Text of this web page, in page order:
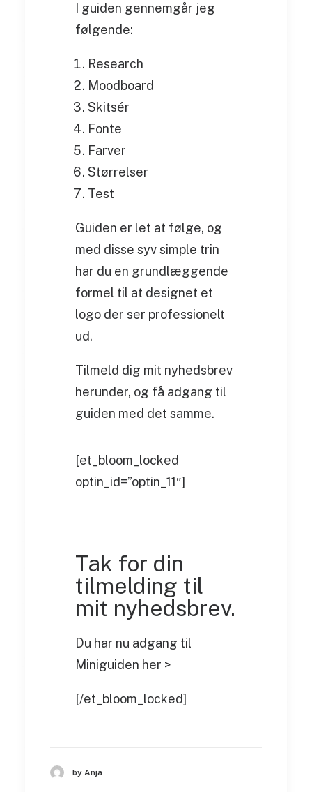
I guiden gennemgår jeg
følgende:
Research
Moodboard
Skitsér
Fonte
Farver
Størrelser
Test
Guiden er let at følge, og
med disse syv simple trin
har du en grundlæggende
formel til at designet et
logo der ser professionelt
ud.
Tilmeld dig mit nyhedsbrev
herunder, og få adgang til
guiden med det samme.
[et_bloom_locked
optin_id=”optin_11″]
Tak for din
tilmelding til
mit nyhedsbrev.
Du har nu adgang til
Miniguiden her >
[/et_bloom_locked]
by Anja